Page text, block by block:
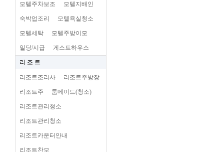
모텔주차보조 모텔지배인
숙박업조리 모텔욕실청소
모텔세탁 모텔주방이모
일당/시급 게스트하우스
리 조 트
리조트조리사 리조트주방장
리조트주 룸메이드(청소)
리조트관리청소
리조트관리청소
리조트카운터안내
리조트찬모